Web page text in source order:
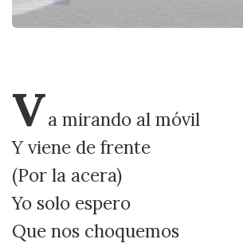
Va mirando al móvil
Y viene de frente
(Por la acera)
Yo solo espero
Que nos choquemos